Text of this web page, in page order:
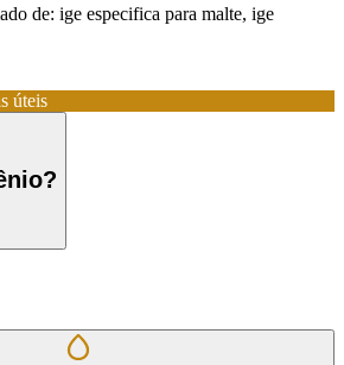
de: ige especifica para malte, ige
úteis